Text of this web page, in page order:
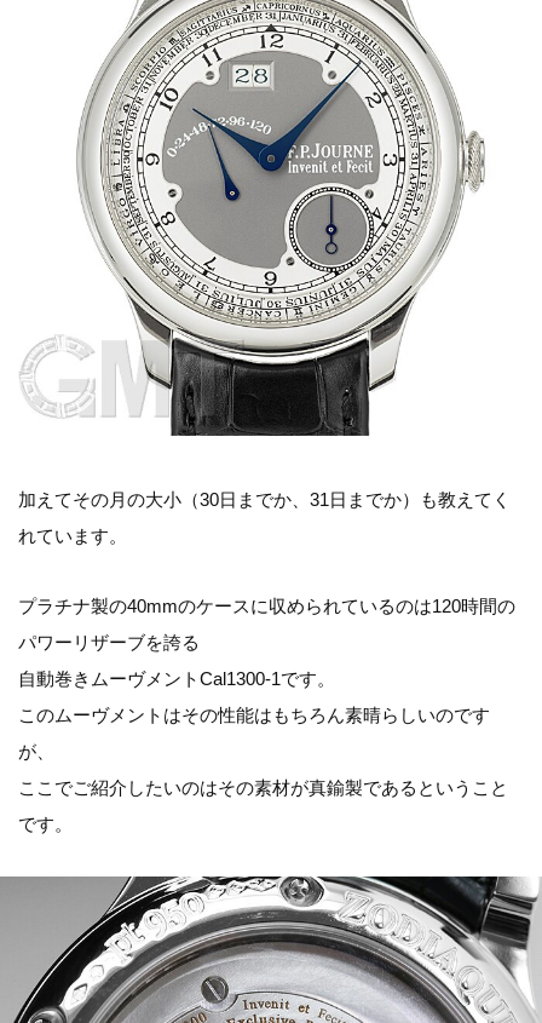
加えてその月の大小（30日までか、31日までか）も教えてく
れています。
プラチナ製の40mmのケースに収められているのは120時間の
パワーリザーブを誇る
自動巻きムーヴメントCal1300-1です。
このムーヴメントはその性能はもちろん素晴らしいのです
が、
ここでご紹介したいのはその素材が真鍮製であるということ
です。